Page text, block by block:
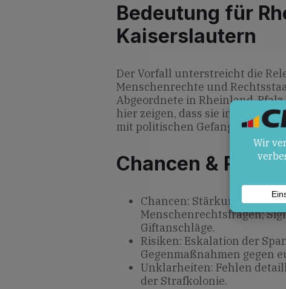
Bedeutung für
Kaiserslautern
Der Vorfall unterstreicht die
Menschenrechte und
Abgeordnete in Rheinland-
hier zeigen, dass sie
mit politischen Gefangenen in
Chancen &
Chancen: Stärkung der
Menschenrechtsfragen;
Giftanschläge.
Risiken: Eskalation der
Gegenmaßnahmen gegen
Unklarheiten: Fehlen
der Strafkolonie.